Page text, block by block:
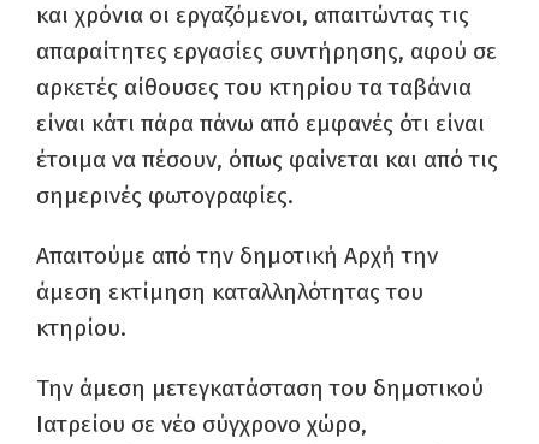
και χρόνια οι εργαζόμενοι, απαιτώντας τις
απαραίτητες εργασίες συντήρησης, αφού σε
αρκετές αίθουσες του κτηρίου τα ταβάνια
είναι κάτι πάρα πάνω από εμφανές ότι είναι
έτοιμα να πέσουν, όπως φαίνεται και από τις
σημερινές φωτογραφίες.
Απαιτούμε από την δημοτική Αρχή την
άμεση εκτίμηση καταλληλότητας του
κτηρίου.
Την άμεση μετεγκατάσταση του δημοτικού
Ιατρείου σε νέο σύγχρονο χώρο,